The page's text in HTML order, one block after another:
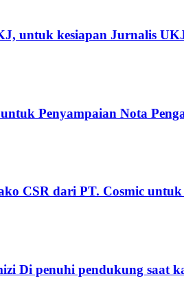
untuk kesiapan Jurnalis
Penyampaian Nota
CSR dari PT. Cosmic
Di penuhi pendukung saat